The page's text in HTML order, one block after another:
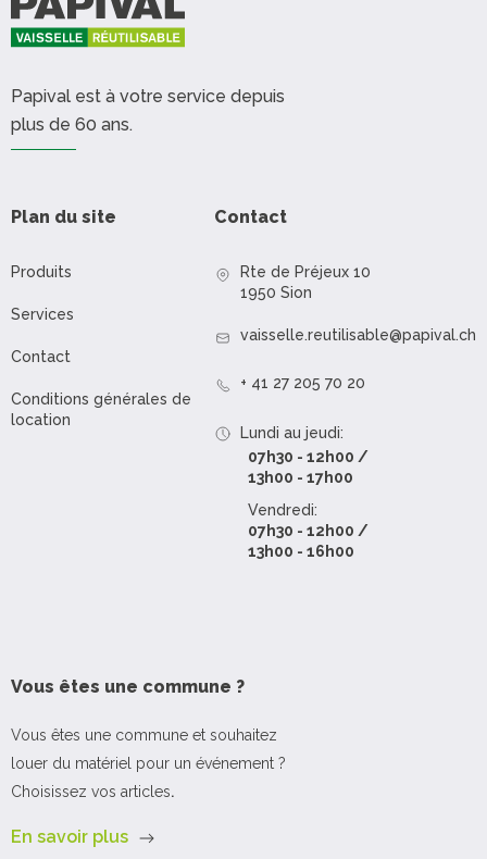
Papival est à votre service depuis
plus de 60 ans.
Plan du site
Produits
Services
Contact
Conditions générales de
location
Contact
Rte de Préjeux 10
1950 Sion
vaisselle.reutilisable@papival.ch
+ 41 27 205 70 20
Lundi au jeudi:
07h30 - 12h00 /
13h00 - 17h00
Vendredi:
07h30 - 12h00 /
13h00 - 16h00
Vous êtes une commune ?
Vous êtes une commune et souhaitez
louer du matériel pour un événement ?
Choisissez vos articles.
En savoir plus